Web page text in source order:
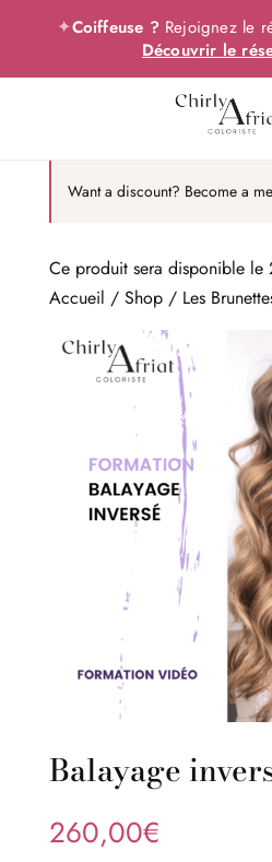
✦Coiffeuse ?Rejoignez le
Découvrir le
Want a discount? Become a
Ce produit sera disponible
Accueil / Shop/ Les
Balayage
260,00€